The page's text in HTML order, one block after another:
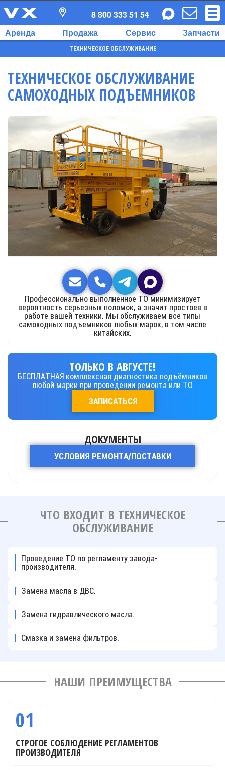
Аренда Продажа Сервис Запчасти
8 800 333 51 54
ТЕХНИЧЕСКОЕ ОБСЛУЖИВАНИЕ
ТЕХНИЧЕСКОЕ ОБСЛУЖИВАНИЕ
САМОХОДНЫХ ПОДЪЕМНИКОВ
Профессионально выполненное ТО минимизирует
вероятность серьезных поломок, а значит простоев в
работе вашей техники. Мы обслуживаем все типы
самоходных подъемников любых марок, в том числе
китайских.
ДОКУМЕНТЫ
УСЛОВИЯ РЕМОНТА/ПОСТАВКИ
ТОЛЬКО В АВГУСТЕ!
БЕСПЛАТНАЯ комплексная диагностика подъёмников
любой марки при проведении ремонта или ТО
ЗАПИСАТЬСЯ
ЧТО ВХОДИТ В ТЕХНИЧЕСКОЕ
ОБСЛУЖИВАНИЕ
Проведение ТО по регламенту завода-
производителя.
Замена масла в ДВС.
Замена гидравлического масла.
Смазка и замена фильтров.
НАШИ ПРЕИМУЩЕСТВА
01
СТРОГОЕ СОБЛЮДЕНИЕ РЕГЛАМЕНТОВ
ПРОИЗВОДИТЕЛЯ